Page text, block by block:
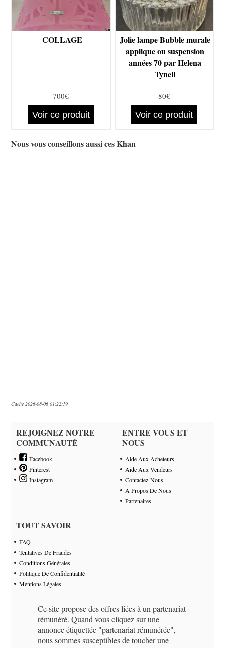
COLLAGE
700€
Voir ce produit
Jolie lampe Bubble murale
applique ou suspension
années 70 par Helena
Tynell
80€
Voir ce produit
Nous vous conseillons aussi ces Khan
Cache 2026-08-06 01:22:19
REJOIGNEZ NOTRE
COMMUNAUTÉ
Facebook
Pinterest
Instagram
ENTRE VOUS ET
NOUS
Aide Aux Acheteurs
Aide Aux Vendeurs
Contactez-Nous
A Propos De Nous
Partenaires
TOUT SAVOIR
FAQ
Tentatives De Fraudes
Conditions Générales
Politique De Confidentialité
Mentions Légales
Ce site propose des offres liées à un partenariat
rémunéré. Quand vous cliquez sur une
annonce étiquettée "partenariat rémunérée",
nous sommes susceptibles de toucher une